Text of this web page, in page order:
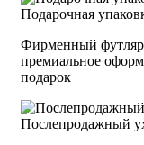
Подарочная
Фирменный
премиальное
подарок
Послепродажный